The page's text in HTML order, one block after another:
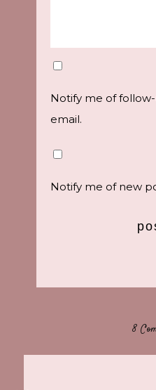
Notify me of
email.
Notify me of new
8